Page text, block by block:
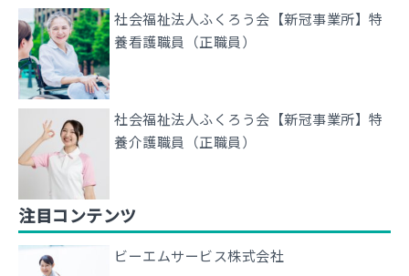
社会福祉法人ふくろう会【新冠事業所】特
養看護職員（正職員）
社会福祉法人ふくろう会【新冠事業所】特
養介護職員（正職員）
注目コンテンツ
ビーエムサービス株式会社